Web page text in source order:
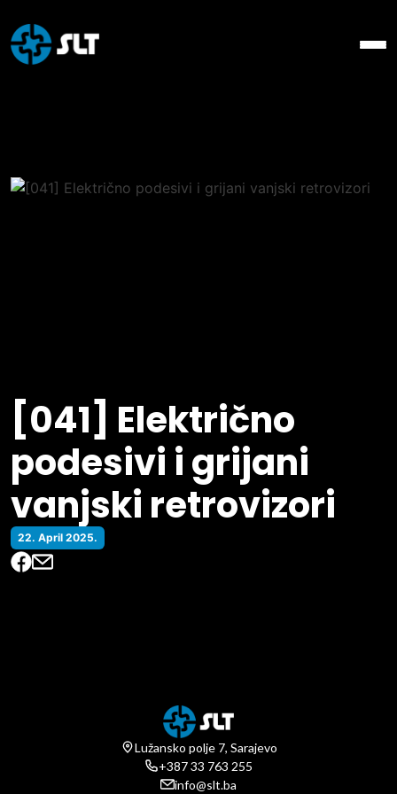
[041] Električno
podesivi i grijani
vanjski retrovizori
22. April 2025.
Lužansko polje 7, Sarajevo
+387 33 763 255
info@slt.ba